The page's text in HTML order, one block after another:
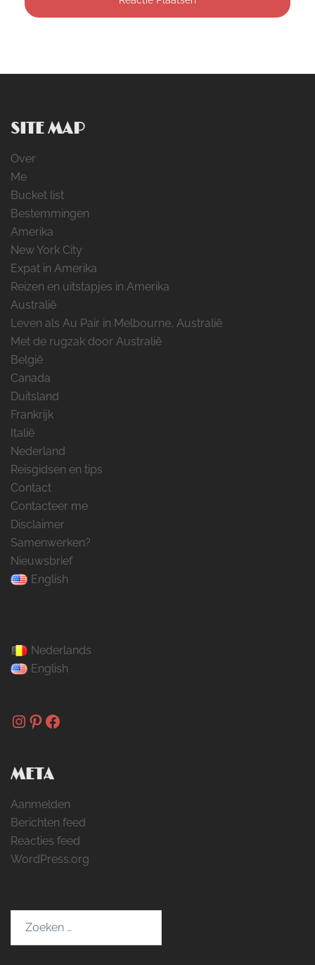
SITE MAP
Over
Me
Bucket list
Bestemmingen
Amerika
New York City
Expat in Amerika
Reizen en uitstapjes in Amerika
Australië
Leven als Au Pair in Melbourne, Australië
Met de rugzak door Australië
België
Canada
Duitsland
Frankrijk
Italië
Nederland
Reisgidsen en tips
Contact
Contacteer me
Disclaimer
Samenwerken?
Nieuwsbrief
English
Nederlands
English
Instagram
Pinterest
Facebook
META
Aanmelden
Berichten feed
Reacties feed
WordPress.org